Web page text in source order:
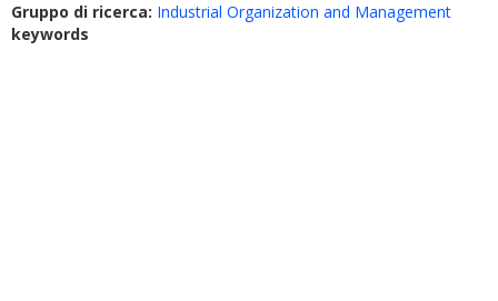
Gruppo di ricerca: Industrial Organization and Management
keywords